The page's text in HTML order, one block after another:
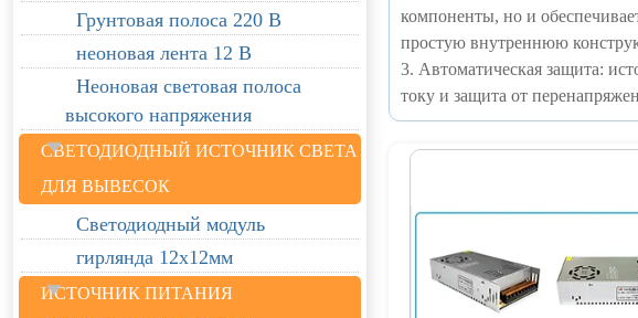
Грунтовая полоса 220 В
неоновая лента 12 В
Неоновая световая полоса
высокого напряжения
СВЕТОДИОДНЫЙ ИСТОЧНИК СВЕТА
ДЛЯ ВЫВЕСОК
Светодиодный модуль
гирлянда 12х12мм
ИСТОЧНИК ПИТАНИЯ
компоненты, но и
простую внутреннюю
3. Автоматическая защита:
току и защита от